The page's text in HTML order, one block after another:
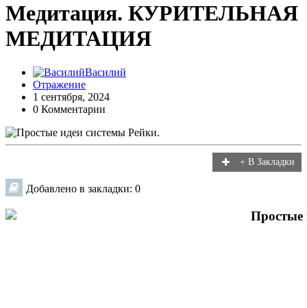
Медитация. КУРИТЕЛЬНАЯ
МЕДИТАЦИЯ
Василий
Отражение
1 сентября, 2024
0 Комментарии
+ В Закладки
Добавлено в закладки: 0